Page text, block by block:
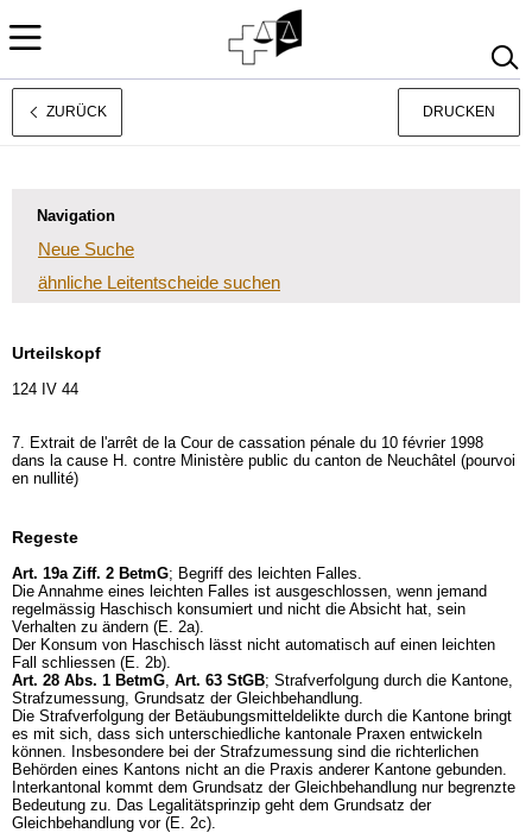
Français
ZURÜCK DRUCKEN
Navigation
Neue Suche
ähnliche Leitentscheide suchen
Urteilskopf
124 IV 44
7. Extrait de l'arrêt de la Cour de cassation pénale du 10 février 1998
dans la cause H. contre Ministère public du canton de Neuchâtel (pourvoi
en nullité)
Regeste
Art. 19a Ziff. 2 BetmG; Begriff des leichten Falles.
Die Annahme eines leichten Falles ist ausgeschlossen, wenn jemand
regelmässig Haschisch konsumiert und nicht die Absicht hat, sein
Verhalten zu ändern (E. 2a).
Der Konsum von Haschisch lässt nicht automatisch auf einen leichten
Fall schliessen (E. 2b).
Art. 28 Abs. 1 BetmG, Art. 63 StGB; Strafverfolgung durch die Kantone,
Strafzumessung, Grundsatz der Gleichbehandlung.
Die Strafverfolgung der Betäubungsmitteldelikte durch die Kantone bringt
es mit sich, dass sich unterschiedliche kantonale Praxen entwickeln
können. Insbesondere bei der Strafzumessung sind die richterlichen
Behörden eines Kantons nicht an die Praxis anderer Kantone gebunden.
Interkantonal kommt dem Grundsatz der Gleichbehandlung nur begrenzte
Bedeutung zu. Das Legalitätsprinzip geht dem Grundsatz der
Gleichbehandlung vor (E. 2c).